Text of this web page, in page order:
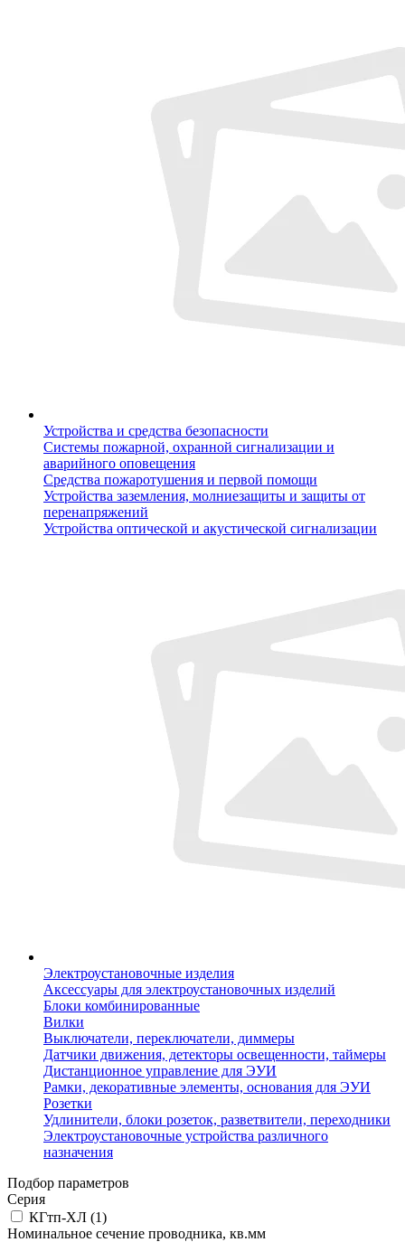
Устройства и средства безопасности
Системы пожарной, охранной сигнализации и
аварийного оповещения
Средства пожаротушения и первой помощи
Устройства заземления, молниезащиты и защиты от
перенапряжений
Устройства оптической и акустической сигнализации
Электроустановочные изделия
Аксессуары для электроустановочных изделий
Блоки комбинированные
Вилки
Выключатели, переключатели, диммеры
Датчики движения, детекторы освещенности, таймеры
Дистанционное управление для ЭУИ
Рамки, декоративные элементы, основания для ЭУИ
Розетки
Удлинители, блоки розеток, разветвители, переходники
Электроустановочные устройства различного
назначения
Подбор параметров
Серия
КГтп-ХЛ (1)
Номинальное сечение проводника, кв.мм